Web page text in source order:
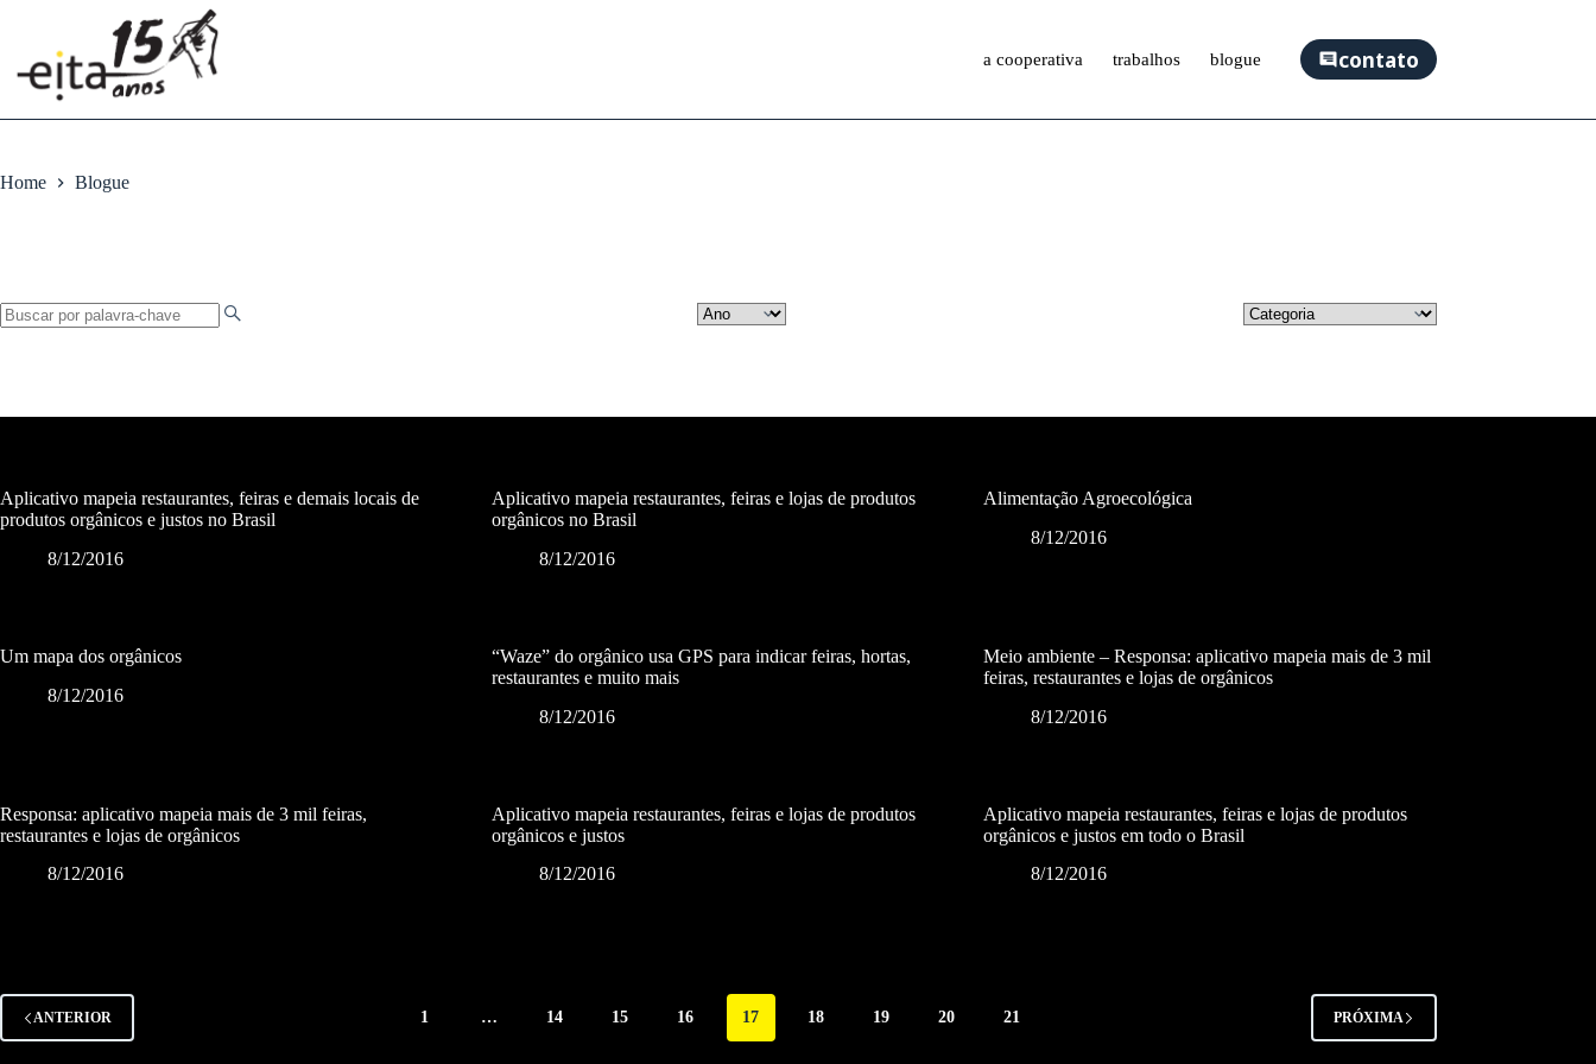
conteúdo
a cooperativa trabalhos blogue contato
Home Blogue
Aplicativo mapeia restaurantes, feiras e demais locais de
produtos orgânicos e justos no Brasil
8/12/2016
Aplicativo mapeia restaurantes, feiras e lojas de produtos
orgânicos no Brasil
8/12/2016
Alimentação Agroecológica
8/12/2016
Um mapa dos orgânicos
8/12/2016
“Waze” do orgânico usa GPS para indicar feiras, hortas,
restaurantes e muito mais
8/12/2016
Meio ambiente – Responsa: aplicativo mapeia mais de 3 mil
feiras, restaurantes e lojas de orgânicos
8/12/2016
Responsa: aplicativo mapeia mais de 3 mil feiras,
restaurantes e lojas de orgânicos
8/12/2016
Aplicativo mapeia restaurantes, feiras e lojas de produtos
orgânicos e justos
8/12/2016
Aplicativo mapeia restaurantes, feiras e lojas de produtos
orgânicos e justos em todo o Brasil
8/12/2016
ANTERIOR 1 … 14 15 16 17 18 19 20 21 PRÓXIMA